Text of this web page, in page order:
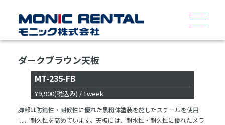
ダークブラウン天板
MT-235-FB
¥9,900(税込み) / 1week
脚部は防錆性・耐候性に優れた黒粉体塗装を施したスチールを使用
し、耐久性を高めています。天板には、耐水性・耐久性に優れたメラ